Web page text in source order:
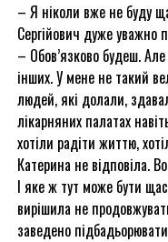
– Я ніколи вже не буду
Сергійович дуже уважно
– Обов’язково будеш.
інших. У мене не такий
людей, які долали,
лікарняних палатах
хотіли радіти життю,
Катерина не відповіла.
І яке ж тут може бути
вирішила не
заведено